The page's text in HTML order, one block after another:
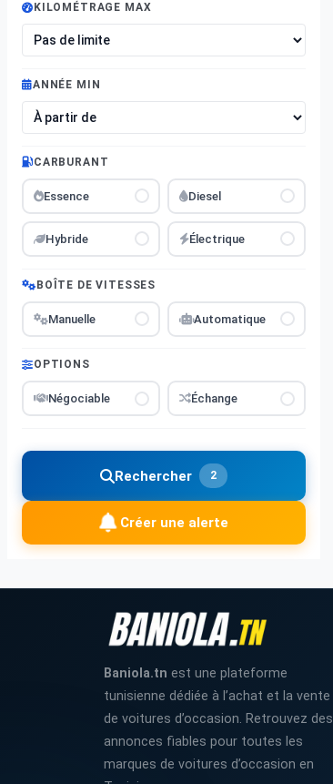
KILOMÉTRAGE MAX
ANNÉE MIN
CARBURANT
Essence Diesel
Hybride Électrique
BOÎTE DE VITESSES
Manuelle Automatique
OPTIONS
Négociable Échange
Rechercher 2
Créer une alerte
Baniola.tn est une plateforme
tunisienne dédiée à l’achat et la vente
de voitures d’occasion. Retrouvez des
annonces fiables pour toutes les
marques de voitures d’occasion en